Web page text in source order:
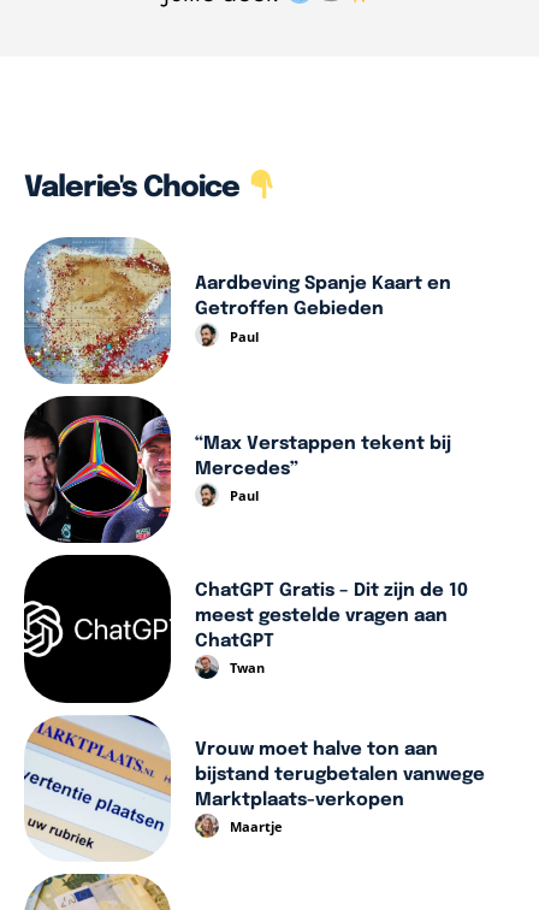
Valerie's Choice
Aardbeving Spanje Kaart en
Getroffen Gebieden
Paul
“Max Verstappen tekent bij
Mercedes”
Paul
ChatGPT Gratis – Dit zijn de 10
meest gestelde vragen aan
ChatGPT
Twan
Vrouw moet halve ton aan
bijstand terugbetalen vanwege
Marktplaats-verkopen
Maartje